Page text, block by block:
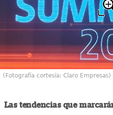
(Fotografía cortesía: Claro Empresas)
Las tendencias que